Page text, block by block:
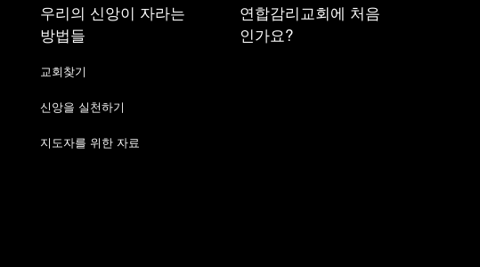
우리의 신앙이 자라는
방법들
교회찾기
신앙을 실천하기
지도자를 위한 자료
연합감리교회에 처음
인가요?